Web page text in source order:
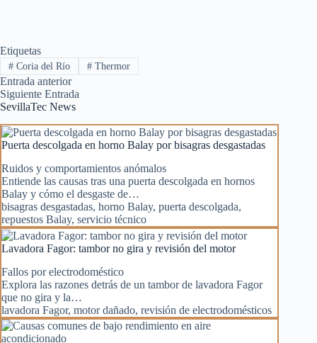
Etiquetas
#Coria del Río #Thermor
Entrada anterior
Siguiente Entrada
SevillaTec News
Puerta descolgada en horno Balay por bisagras desgastadas
Ruidos y comportamientos anómalos
Entiende las causas tras una puerta descolgada en hornos
Balay y cómo el desgaste de…
bisagras desgastadas, horno Balay, puerta descolgada,
repuestos Balay, servicio técnico
Lavadora Fagor: tambor no gira y revisión del motor
Fallos por electrodoméstico
Explora las razones detrás de un tambor de lavadora Fagor
que no gira y la…
lavadora Fagor, motor dañado, revisión de electrodomésticos